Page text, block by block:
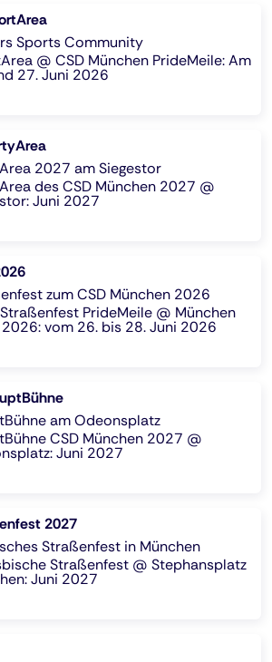
Sports Community
@ CSD München PrideMeile: Am
27. Juni 2026
2027 am Siegestor
des CSD München 2027 @
Juni 2027
zum CSD München 2026
PrideMeile @ München
vom 26. bis 28. Juni 2026
am Odeonsplatz
CSD München 2027 @
Juni 2027
2027
Straßenfest in München
Straßenfest @ Stephansplatz
Juni 2027